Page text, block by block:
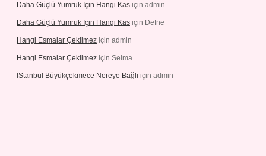
Daha Güçlü Yumruk Için Hangi Kas için admin
Daha Güçlü Yumruk Için Hangi Kas için Defne
Hangi Esmalar Çekilmez için admin
Hangi Esmalar Çekilmez için Selma
İStanbul Büyükçekmece Nereye Bağlı için admin